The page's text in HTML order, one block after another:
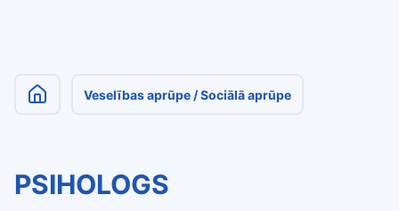
Veselības aprūpe / Sociālā aprūpe
PSIHOLOGS